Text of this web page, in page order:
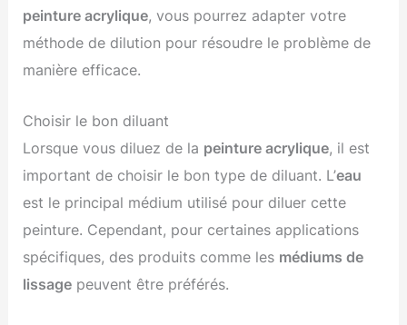
peinture acrylique, vous pourrez adapter votre
méthode de dilution pour résoudre le problème de
manière efficace.
Choisir le bon diluant
Lorsque vous diluez de la peinture acrylique, il est
important de choisir le bon type de diluant. L’eau
est le principal médium utilisé pour diluer cette
peinture. Cependant, pour certaines applications
spécifiques, des produits comme les médiums de
lissage peuvent être préférés.